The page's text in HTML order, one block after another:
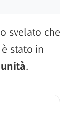
svelato che
stato in
.